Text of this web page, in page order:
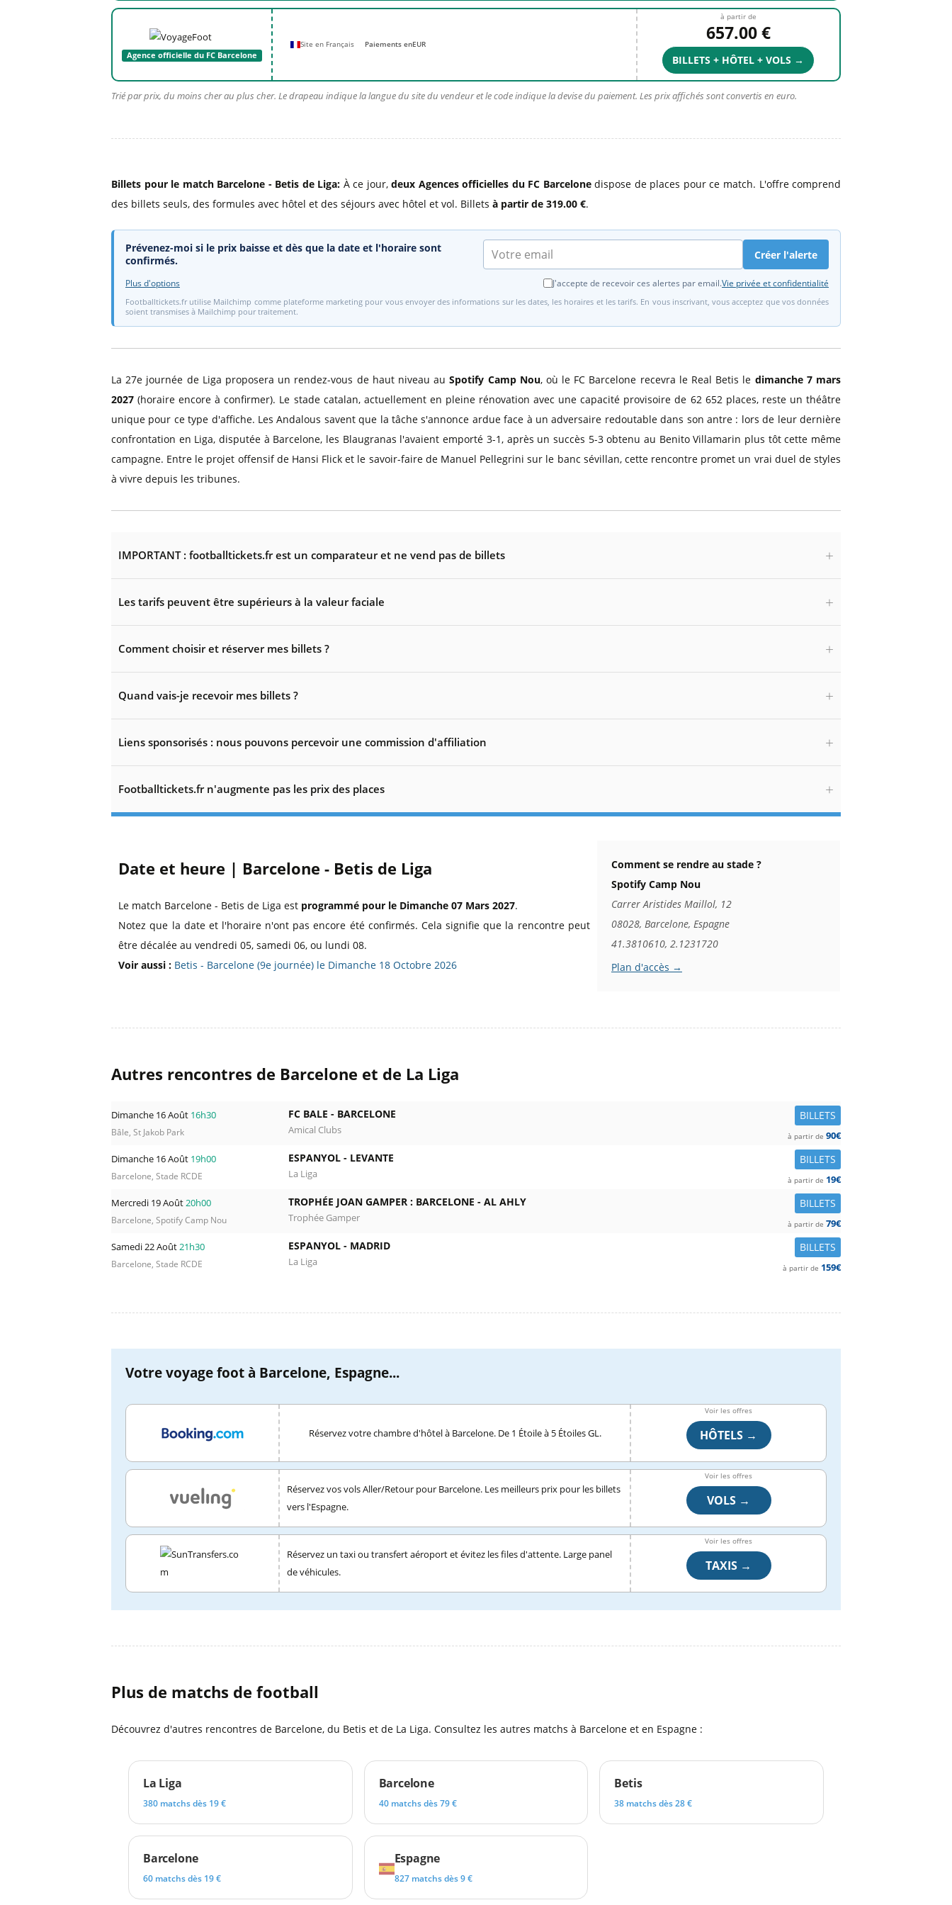
Agence officielle du FC Barcelone
Site en Français Paiements enEUR
à partir de
657.00 €
BILLETS + HÔTEL + VOLS →
Trié par prix, du moins cher au plus cher. Le drapeau indique la langue du site du vendeur et le code indique la devise du paiement. Les prix affichés sont convertis en euro.
Billets pour le match Barcelone - Betis de Liga: À ce jour,deux Agences officielles du FC Barcelonedispose de places pour ce match. L'offre comprend
des billets seuls, des formules avec hôtel et des séjours avec hôtel et vol. Billets à partir de 319.00 €.
Prévenez-moi si le prix baisse et dès que la date et l'horaire sont
confirmés.
Créer l'alerte
J'accepte de recevoir ces alertes par email.Vie privée et confidentialité
Plus d'options
Footballtickets.fr utilise Mailchimp comme plateforme marketing pour vous envoyer des informations sur les dates, les horaires et les tarifs. En vous inscrivant, vous acceptez que vos données
soient transmises à Mailchimp pour traitement.
La 27e journée de Liga proposera un rendez-vous de haut niveau auSpotify Camp Nou, où le FC Barcelone recevra le Real Betis le dimanche 7 mars
2027 (horaire encore à confirmer). Le stade catalan, actuellement en pleine rénovation avec une capacité provisoire de 62 652 places, reste un théâtre
unique pour ce type d'affiche. Les Andalous savent que la tâche s'annonce ardue face à un adversaire redoutable dans son antre : lors de leur dernière
confrontation en Liga, disputée à Barcelone, les Blaugranas l'avaient emporté 3-1, après un succès 5-3 obtenu au Benito Villamarin plus tôt cette même
campagne. Entre le projet offensif de Hansi Flick et le savoir-faire de Manuel Pellegrini sur le banc sévillan, cette rencontre promet un vrai duel de styles
à vivre depuis les tribunes.
IMPORTANT : footballtickets.fr est un comparateur et ne vend pas de billets
Les tarifs peuvent être supérieurs à la valeur faciale
Comment choisir et réserver mes billets ?
Quand vais-je recevoir mes billets ?
Liens sponsorisés : nous pouvons percevoir une commission d'affiliation
Footballtickets.fr n'augmente pas les prix des places
Date et heure | Barcelone - Betis de Liga
Le match Barcelone - Betis de Liga est programmé pour le Dimanche 07 Mars 2027.
Notez que la date et l'horaire n'ont pas encore été confirmés. Cela signifie que la rencontre peut
être décalée au vendredi 05, samedi 06, ou lundi 08.
Voir aussi : Betis - Barcelone (9e journée) le Dimanche 18 Octobre 2026
Comment se rendre au stade ?
Spotify Camp Nou
Carrer Aristides Maillol, 12
08028, Barcelone, Espagne
41.3810610, 2.1231720
Plan d'accès →
Autres rencontres de Barcelone et de La Liga
Dimanche 16 Août 16h30
Bâle, St Jakob Park
BILLETS
FC BALE - BARCELONE
Amical Clubs à partir de 90€
Dimanche 16 Août 19h00
Barcelone, Stade RCDE
BILLETS
ESPANYOL - LEVANTE
La Liga à partir de 19€
Mercredi 19 Août20h00
Barcelone, Spotify Camp Nou
BILLETS
TROPHÉE JOAN GAMPER : BARCELONE - AL AHLY
Trophée Gamper à partir de 79€
Samedi 22 Août21h30
Barcelone, Stade RCDE
BILLETS
ESPANYOL - MADRID
La Liga à partir de 159€
Votre voyage foot à Barcelone, Espagne...
Réservez votre chambre d'hôtel à Barcelone. De 1 Étoile à 5 Étoiles GL.
Voir les offres
HÔTELS →
Réservez vos vols Aller/Retour pour Barcelone. Les meilleurs prix pour les billets
vers l'Espagne.
Voir les offres
VOLS →
Réservez un taxi ou transfert aéroport et évitez les files d'attente. Large panel
de véhicules.
Voir les offres
TAXIS →
Plus de matchs de football
Découvrez d'autres rencontres de Barcelone, du Betis et de La Liga. Consultez les autres matchs à Barcelone et en Espagne :
La Liga
380 matchs dès 19 €
Barcelone
40 matchs dès 79 €
Betis
38 matchs dès 28 €
Barcelone
60 matchs dès 19 €
Espagne
827 matchs dès 9 €